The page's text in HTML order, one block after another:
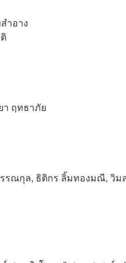
ำอาง
ฤทธาภัย
รณกุล, ธิติกร ลิ้มทองมณี, วิ